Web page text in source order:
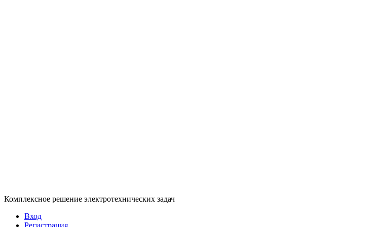
Комплексное решение электротехнических задач
Вход
Регистрация